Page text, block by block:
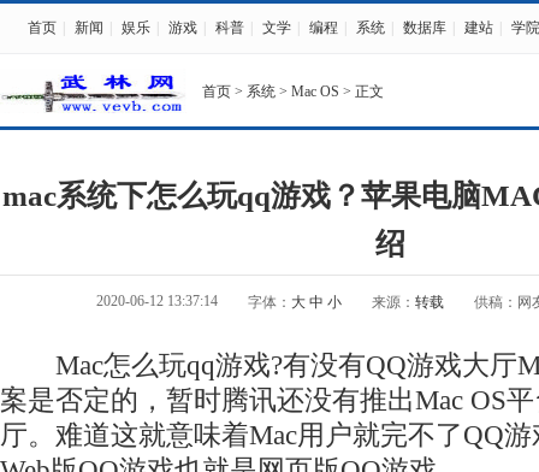
首页 新闻 娱乐 游戏 科普 文学 编程 系统 数据库 建站 学院
首页 > 系统 > Mac OS > 正文
mac系统下怎么玩qq游戏？苹果电脑
绍
2020-06-12 13:37:14 字体： 大 中 小 来源： 转载 供稿：网
Mac怎么玩qq游戏?有没有QQ游戏大厅
案是否定的，暂时腾讯还没有推出Mac OS
厅。难道这就意味着Mac用户就完不了QQ